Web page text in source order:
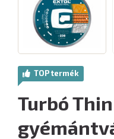
TOP termék
Turbó